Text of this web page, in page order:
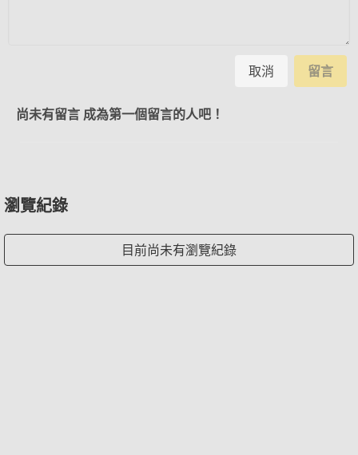
取消 留言
尚未有留言 成為第一個留言的人吧！
瀏覽紀錄
目前尚未有瀏覽紀錄